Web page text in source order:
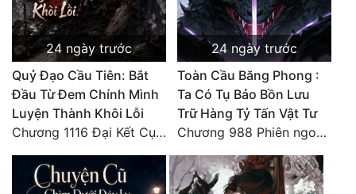
24 ngày trước
Quỷ Đạo Cầu Tiên: Bắt
Đầu Từ Đem Chính Mình
Luyện Thành Khôi Lỗi
Chương 1116 Đại Kết Cục (Cuối Cùng) (2)
24 ngày trước
Toàn Cầu Băng Phong :
Ta Có Tụ Bảo Bồn Lưu
Trữ Hàng Tỷ Tấn Vật Tư
Chương 988 Phiên ngoại Ma vương